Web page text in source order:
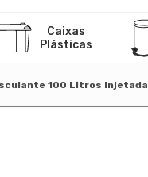
Caixas
Plásticas
100 Litros Injetada